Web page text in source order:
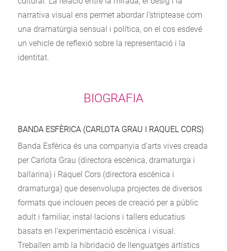
narrativa visual ens permet abordar l’striptease com
una dramatúrgia sensual i política, on el cos esdevé
un vehicle de reflexió sobre la representació i la
identitat.
BIOGRAFIA
BANDA ESFÈRICA (CARLOTA GRAU I RAQUEL CORS)
Banda Esfèrica és una companyia d'arts vives creada
per Carlota Grau (directora escènica, dramaturga i
ballarina) i Raquel Cors (directora escènica i
dramaturga) que desenvolupa projectes de diversos
formats que inclouen peces de creació per a públic
adult i familiar, instal·lacions i tallers educatius
basats en l'experimentació escènica i visual.
Treballen amb la hibridació de llenguatges artístics